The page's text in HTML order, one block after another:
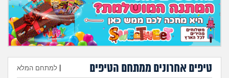
מה שעובר עליי
שומרים על הגוף
פיננסי וכלכלה
טיפים אחרונים ממתחם הטיפים למתחם המלא